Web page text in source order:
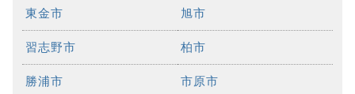
東金市 旭市
習志野市 柏市
勝浦市 市原市